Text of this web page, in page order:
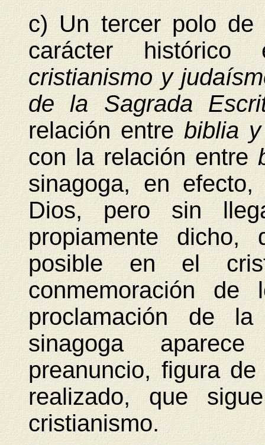
c) Un tercer polo de
carácter
cristianismo y
de la Sagrada
relación entre biblia
con la relación entre
sinagoga, en
Dios, pero sin
propiamente
posible en el
conmemoración
proclamación de
sinagoga
preanuncio, figura
realizado, que
cristianismo.